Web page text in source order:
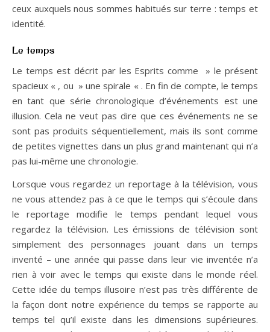
ceux auxquels nous sommes habitués sur terre : temps et
identité.
Le temps
Le temps est décrit par les Esprits comme » le présent
spacieux « , ou » une spirale « . En fin de compte, le temps
en tant que série chronologique d’événements est une
illusion. Cela ne veut pas dire que ces événements ne se
sont pas produits séquentiellement, mais ils sont comme
de petites vignettes dans un plus grand maintenant qui n’a
pas lui-même une chronologie.
Lorsque vous regardez un reportage à la télévision, vous
ne vous attendez pas à ce que le temps qui s’écoule dans
le reportage modifie le temps pendant lequel vous
regardez la télévision. Les émissions de télévision sont
simplement des personnages jouant dans un temps
inventé – une année qui passe dans leur vie inventée n’a
rien à voir avec le temps qui existe dans le monde réel.
Cette idée du temps illusoire n’est pas très différente de
la façon dont notre expérience du temps se rapporte au
temps tel qu’il existe dans les dimensions supérieures.